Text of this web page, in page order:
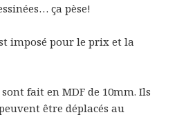
ça pèse!
imposé pour le prix et la
fait en MDF de 10mm. Ils
être déplacés au